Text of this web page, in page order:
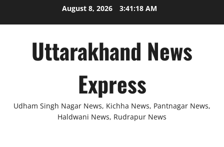
August 8, 2026 3:41:18 AM
Uttarakhand News
Express
Udham Singh Nagar News, Kichha News, Pantnagar News,
Haldwani News, Rudrapur News